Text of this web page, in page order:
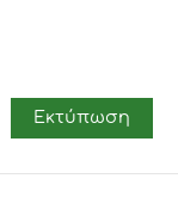
Εκτύπωση